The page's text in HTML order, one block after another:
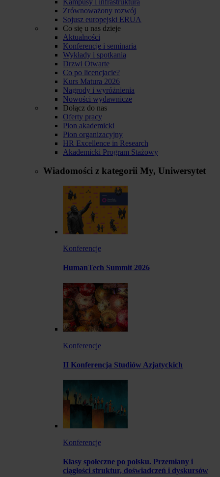
Zrównoważony rozwój
Sojusz europejski ERUA
Co się u nas dzieje
Aktualności
Konferencje i seminaria
Wykłady i spotkania
Drzwi Otwarte
Co po licencjacie?
Kurs Matura 2026
Nagrody i wyróżnienia
Nowości wydawnicze
Dołącz do nas
Oferty pracy
Pion akademicki
Pion organizacyjny
HR Excellence in Research
Akademicki Program Stażowy
Wiadomości z kategorii My, Uniwersytet
Konferencje
HumanTech Summit 2026
Konferencje
II Konferencja Studiów Azjatyckich
Konferencje
Klasy społeczne po polsku. Przemiany i
ciągłości struktur, doświadczeń i dyskursów